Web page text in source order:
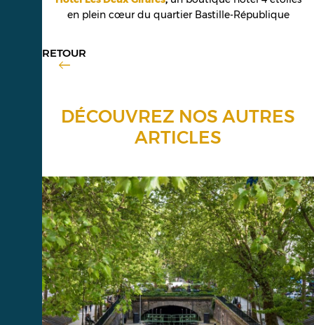
en plein cœur du quartier Bastille-République
RETOUR
DÉCOUVREZ NOS AUTRES
ARTICLES